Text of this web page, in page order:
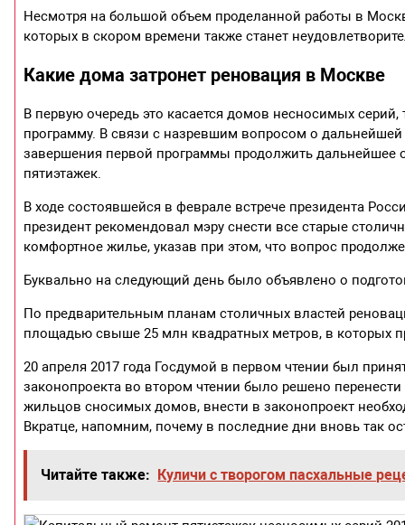
Несмотря на большой объем проделанной работы в
которых в скором времени также станет
Какие дома затронет реновация в Москве
В первую очередь это касается домов несносимых
программу. В связи с назревшим вопросом о дальнейшей
завершения первой программы продолжить дальнейшее
пятиэтажек.
В ходе состоявшейся в феврале встрече президента
президент рекомендовал мэру снести все старые
комфортное жилье, указав при этом, что вопрос
Буквально на следующий день было объявлено о
По предварительным планам столичных властей
площадью свыше 25 млн квадратных метров, в которых
20 апреля 2017 года Госдумой в первом чтении был
законопроекта во втором чтении было решено
жильцов сносимых домов, внести в законопроект
Вкратце, напомним, почему в последние дни вновь так
Читайте также: Куличи с творогом пасхальные